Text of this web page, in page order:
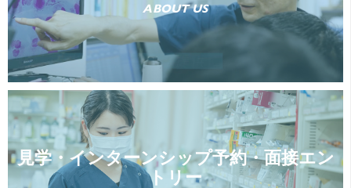
ABOUT US
見学・インターンシップ予約・面接エン
トリー